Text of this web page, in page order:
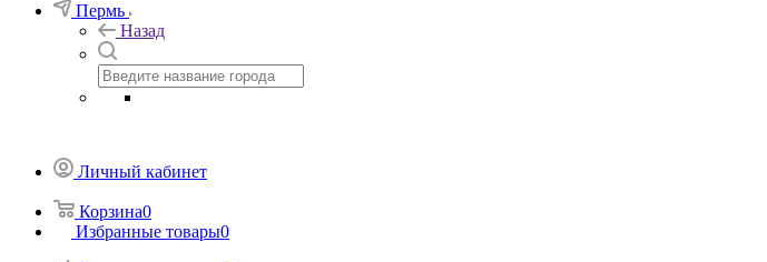
Пермь
Назад
Личный кабинет
Корзина0
Избранные товары0